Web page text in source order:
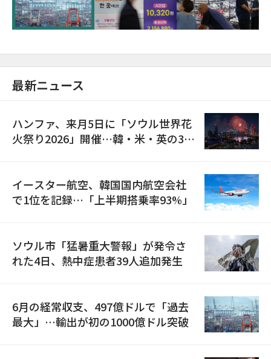
最新ニュース
ハンファ、来月5日に「ソウル世界花
火祭り2026」開催…韓・米・英の3カ
イースター航空、韓国国内航空会社
で1位を記録…「上半期搭乗率93%」
ソウル市「猛暑重大警報」が発令さ
れた4日、熱中症患者39人追加発生
6月の経常収支、497億ドルで「過去
最大」…輸出が初の1000億ドル突破